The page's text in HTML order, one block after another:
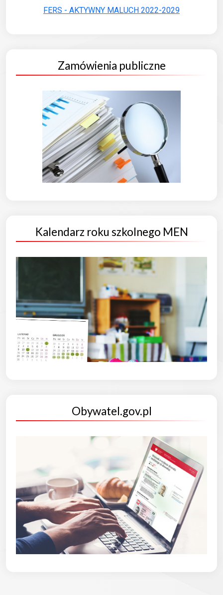
FERS - AKTYWNY MALUCH 2022-2029
Zamówienia publiczne
Kalendarz roku szkolnego MEN
Obywatel.gov.pl